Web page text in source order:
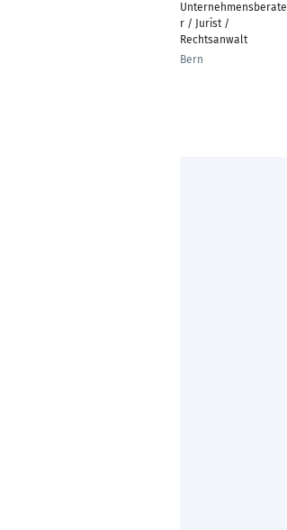
Unternehmensberate
r / Jurist /
Rechtsanwalt
Bern